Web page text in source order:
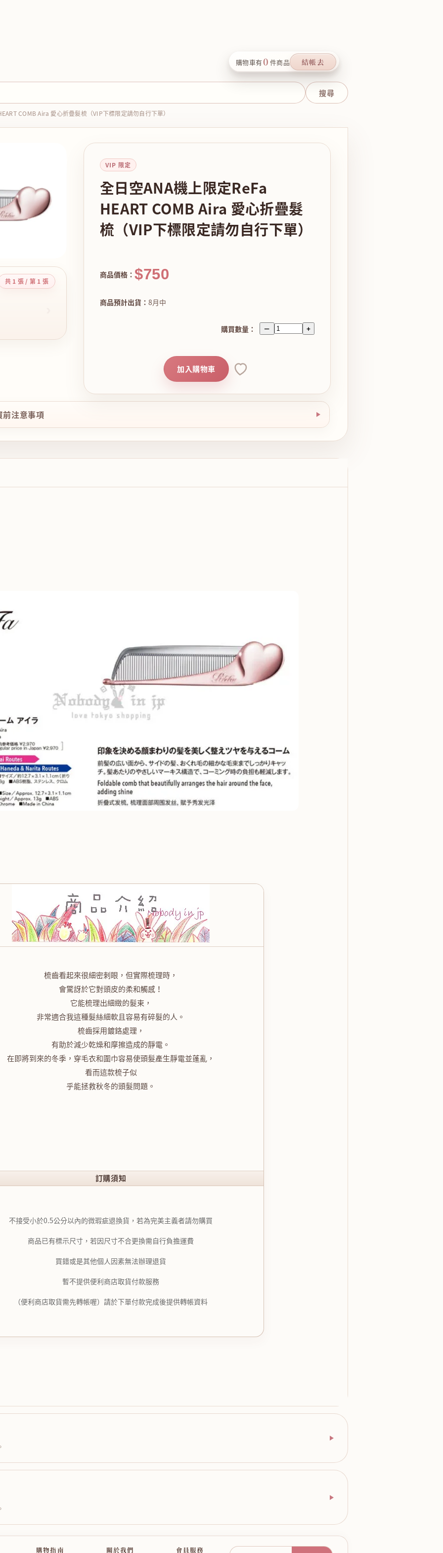
購物車有0 件商品 結帳去
COMB Aira 愛心折疊髮梳（VIP下標限定請勿自行下單）
共 1 張 / 第 1 張
VIP 限定
全日空ANA機上限定ReFa
HEART COMB Aira 愛心折疊髮
梳（VIP下標限定請勿自行下單）
商品價格： $750
商品預計出貨： 8月中
購買數量： － +
加入購物車
注意事項
梳齒看起來很細密刺眼，但實際梳理時，
會驚訝於它對頭皮的柔和觸感！
它能梳理出細緻的髮束，
非常適合我這種髮絲細軟且容易有碎髮的人。
梳齒採用鍍鉻處理，
有助於減少乾燥和摩擦造成的靜電。
在即將到來的冬季，穿毛衣和圍巾容易使頭髮產生靜電並蓬亂，
看而這款梳子似
乎能拯救秋冬的頭髮問題。
訂購須知
不接受小於0.5公分以內的微瑕疵退換貨，若為完美主義者請勿購買
商品已有標示尺寸，若因尺寸不合更換需自行負擔運費
買錯或是其他個人因素無法辦理退貨
暫不提供便利商店取貨付款服務
（便利商店取貨需先轉帳喔）請於下單付款完成後提供轉帳資料
購物指南 關於我們 會員服務